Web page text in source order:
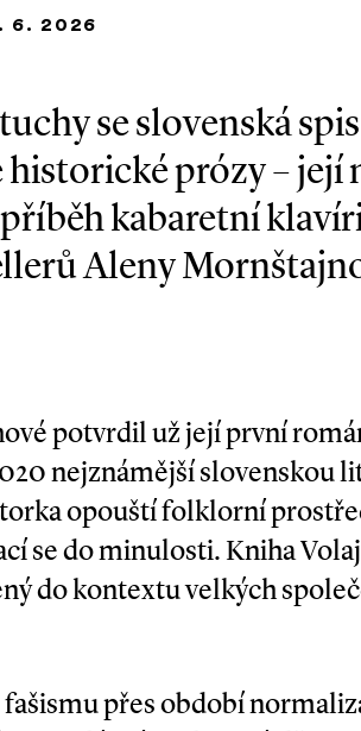
6. 2026
se slovenská
prózy – její
kabaretní
Aleny
potvrdil už její první
nejznámější slovenskou
opouští folklorní
se do minulosti. Kniha
do kontextu velkých
přes období